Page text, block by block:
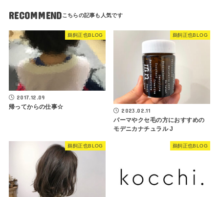
RECOMMEND
鵜飼正也BLOG
2017.12.09
帰ってからの仕事☆
鵜飼正也BLOG
2023.02.11
パーマやクセ毛の方におすすめの
モデニカナチュラル J
鵜飼正也BLOG 鵜飼正也BLOG